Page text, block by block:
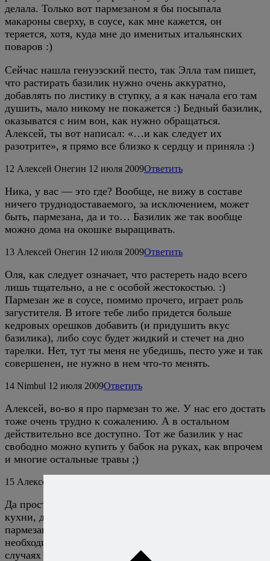
делала. Только вот пармезаном я бы посыпала
макароны сверху, в соусе, как мне кажется, он
теряется, хотя, куда мне до именитых итальянских
поваров :)
Сейчас нашла генуэзский песто, так Элла там пишет,
что растирать базилик нужно очень аккуратно,
добавлять по листику в ступку, а я как начала его там
душить, мало никому не покажется :) Бедный базилик,
оказыватся с ним вон, как нужно обращаться.
Алексей, ты вот написал: «…и как следует их
разотрите», я прямо все близко к сердцу и приняла :)
12 Алексей Онегин 12 июля 2009Ответить
Ника, у вас — это где? Вообще, не вижу в составе
ничего труднодоставаемого, за исключением, может
быть, пармезана, да и то… Базилик же так вообще
можно дома на окошке выращивать.
13 Алексей Онегин 12 июля 2009Ответить
Оля, как следует означает, что растереть надо всего
лишь тщательно, а не с особой жестокостью. :)
Пармезан же в соусе, помимо прочего, играет роль
загустителя. В итоге тебе либо придется больше
кедровых орешков добавить (и придушить вкус
базилика), либо соус будет жидкий и стечет на дно
тарелки. Нет, тут ты меня не убедишь, песто уже и так
совершенен, не нужно в нем что-то менять.
14 Nimbul 12 июля 2009Ответить
Алексей, во-во я про пармезан то же. У нас его достать
тоже очень трудно к сожалению. А в остальном
действительно все доступно. Тот же базилик у нас
свободно можно купить у бабок на руках, как впрочем
и многие остальные травы ;)
15 Алексей Онегин
Да простят меня ценители подлинной итальянской
кухни, для которых вся трудность в доставании
пармезана заключается исключительно в
необходимости подойти к холодильнику, но во многих
случаях — там, где пармезан не играет критической